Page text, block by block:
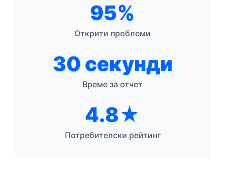
95%
Открити проблеми
30 секунди
Време за отчет
4.8★
Потребителски рейтинг